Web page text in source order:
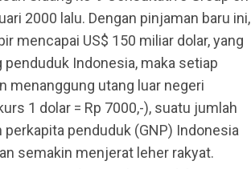
2000 lalu. Dengan pinjaman baru ini,
mencapai US$ 150 miliar dolar, yang
Indonesia, maka setiap
menanggung utang luar negeri
1 dolar = Rp 7000,-), suatu jumlah
penduduk (GNP) Indonesia
semakin menjerat leher rakyat.